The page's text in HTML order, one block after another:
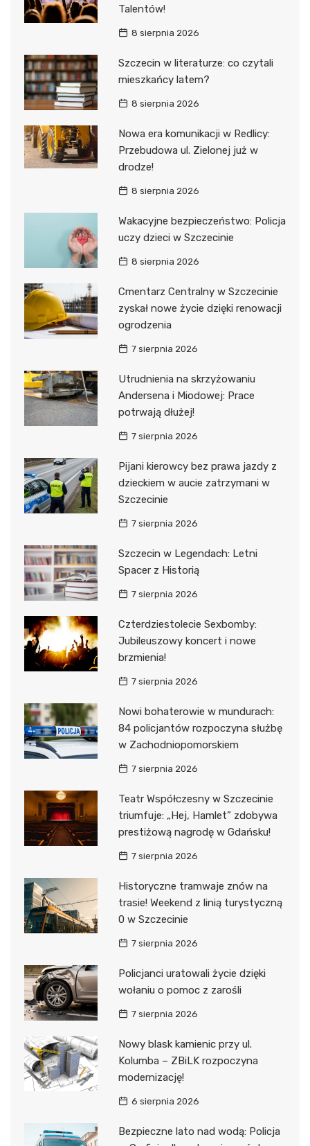
Talentów!
8 sierpnia 2026
Szczecin w literaturze: co czytali
mieszkańcy latem?
8 sierpnia 2026
Nowa era komunikacji w Redlicy:
Przebudowa ul. Zielonej już w
drodze!
8 sierpnia 2026
Wakacyjne bezpieczeństwo: Policja
uczy dzieci w Szczecinie
8 sierpnia 2026
Cmentarz Centralny w Szczecinie
zyskał nowe życie dzięki renowacji
ogrodzenia
7 sierpnia 2026
Utrudnienia na skrzyżowaniu
Andersena i Miodowej: Prace
potrwają dłużej!
7 sierpnia 2026
Pijani kierowcy bez prawa jazdy z
dzieckiem w aucie zatrzymani w
Szczecinie
7 sierpnia 2026
Szczecin w Legendach: Letni
Spacer z Historią
7 sierpnia 2026
Czterdziestolecie Sexbomby:
Jubileuszowy koncert i nowe
brzmienia!
7 sierpnia 2026
Nowi bohaterowie w mundurach:
84 policjantów rozpoczyna służbę
w Zachodniopomorskiem
7 sierpnia 2026
Teatr Współczesny w Szczecinie
triumfuje: „Hej, Hamlet” zdobywa
prestiżową nagrodę w Gdańsku!
7 sierpnia 2026
Historyczne tramwaje znów na
trasie! Weekend z linią turystyczną
0 w Szczecinie
7 sierpnia 2026
Policjanci uratowali życie dzięki
wołaniu o pomoc z zarośli
7 sierpnia 2026
Nowy blask kamienic przy ul.
Kolumba – ZBiLK rozpoczyna
modernizację!
6 sierpnia 2026
Bezpieczne lato nad wodą: Policja